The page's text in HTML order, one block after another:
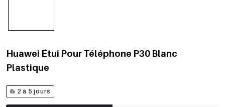
Huawei Étui Pour Téléphone P30 Blanc
Plastique
2 à 5 jours